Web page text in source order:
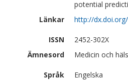
potential
Länkar
http://
ISSN
2452-302X
Ämnesord
Medicin och
Språk
Engelska